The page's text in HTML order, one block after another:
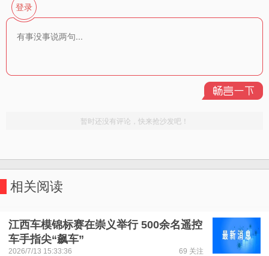
相关阅读
江西车模锦标赛在崇义举行 500余名遥控
车手指尖“飙车”
2026/7/13 15:33:36 69 关注